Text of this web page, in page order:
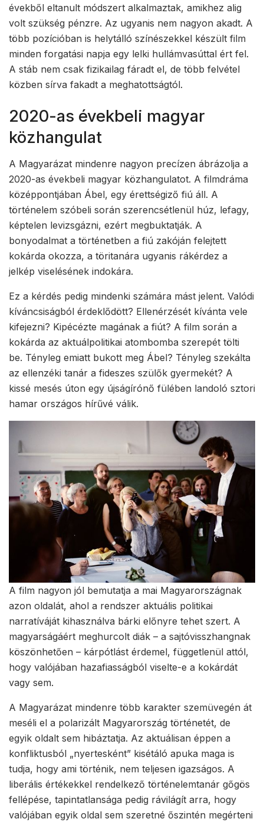
évekből eltanult módszert alkalmaztak, amikhez alig
volt szükség pénzre. Az ugyanis nem nagyon akadt. A
több pozícióban is helytálló színészekkel készült film
minden forgatási napja egy lelki hullámvasúttal ért fel.
A stáb nem csak fizikailag fáradt el, de több felvétel
közben sírva fakadt a meghatottságtól.
2020-as évekbeli magyar
közhangulat
A Magyarázat mindenre nagyon precízen ábrázolja a
2020-as évekbeli magyar közhangulatot. A filmdráma
középpontjában Ábel, egy érettségiző fiú áll. A
történelem szóbeli során szerencsétlenül húz, lefagy,
képtelen levizsgázni, ezért megbuktatják. A
bonyodalmat a történetben a fiú zakóján felejtett
kokárda okozza, a töritanára ugyanis rákérdez a
jelkép viselésének indokára.
Ez a kérdés pedig mindenki számára mást jelent. Valódi
kíváncsiságból érdeklődött? Ellenérzését kívánta vele
kifejezni? Kipécézte magának a fiút? A film során a
kokárda az aktuálpolitikai atombomba szerepét tölti
be. Tényleg emiatt bukott meg Ábel? Tényleg szekálta
az ellenzéki tanár a fideszes szülők gyermekét? A
kissé mesés úton egy újságírónő fülében landoló sztori
hamar országos hírűvé válik.
A film nagyon jól bemutatja a mai Magyarországnak
azon oldalát, ahol a rendszer aktuális politikai
narratíváját kihasználva bárki előnyre tehet szert. A
magyarságáért meghurcolt diák – a sajtóvisszhangnak
köszönhetően – kárpótlást érdemel, függetlenül attól,
hogy valójában hazafiasságból viselte-e a kokárdát
vagy sem.
A Magyarázat mindenre több karakter szemüvegén át
meséli el a polarizált Magyarország történetét, de
egyik oldalt sem hibáztatja. Az aktuálisan éppen a
konfliktusból „nyertesként” kisétáló apuka maga is
tudja, hogy ami történik, nem teljesen igazságos. A
liberális értékekkel rendelkező történelemtanár gőgös
fellépése, tapintatlansága pedig rávilágít arra, hogy
valójában egyik oldal sem szeretné őszintén megérteni